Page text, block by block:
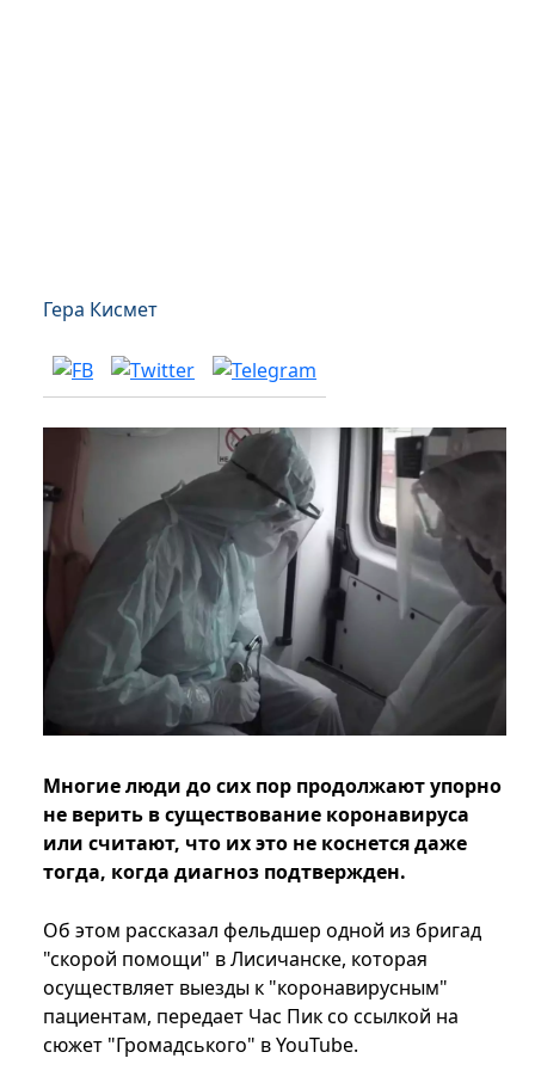
Гера Кисмет
Многие люди до сих пор продолжают упорно
не верить в существование коронавируса
или считают, что их это не коснется даже
тогда, когда диагноз подтвержден.
Об этом рассказал фельдшер одной из бригад
"скорой помощи" в Лисичанске, которая
осуществляет выезды к "коронавирусным"
пациентам, передает Час Пик со ссылкой на
сюжет "Громадського" в YouTube.